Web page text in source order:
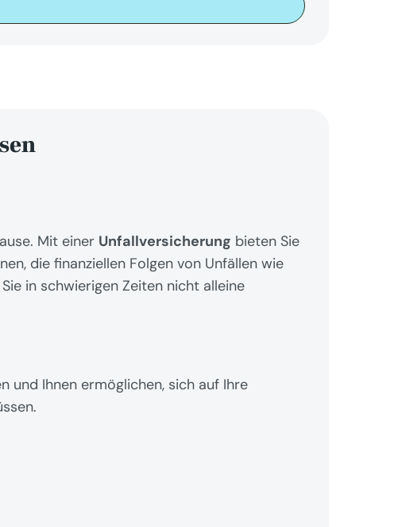
Mit einer Unfallversicherung bieten Sie
die finanziellen Folgen von Unfällen wie
in schwierigen Zeiten nicht alleine
und Ihnen ermöglichen, sich auf Ihre